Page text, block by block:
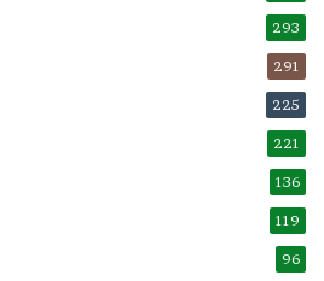
293
291
225
221
136
119
96